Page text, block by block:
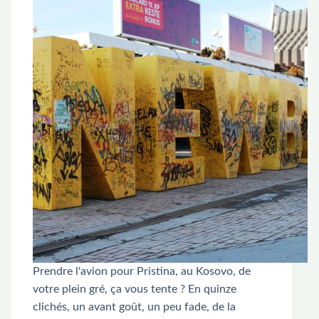
Prendre l'avion pour Pristina, au Kosovo, de
votre plein gré, ça vous tente ? En quinze
clichés, un avant goût, un peu fade, de la